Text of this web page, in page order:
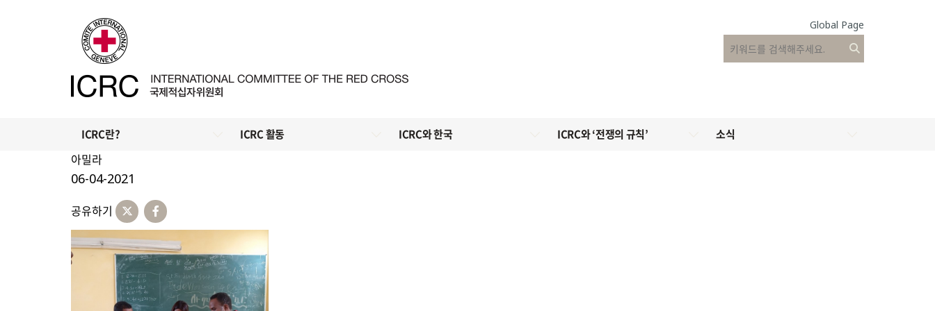
Global Page
ICRC란? ICRC 활동 ICRC와 한국 ICRC와 ‘전쟁의 규칙’
소식
아밀라
06-04-2021
공유하기